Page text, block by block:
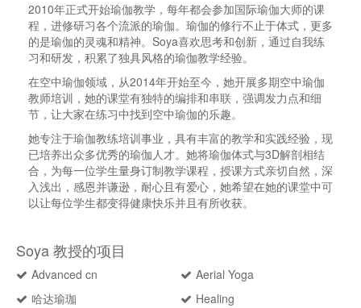
2010年正式开始瑜伽教学，每年都会参加国际瑜伽大师的课
程，进修研习各个流派的瑜伽。瑜伽的修行不止于体式，更多
的是瑜伽的灵魂和精神。Soya喜欢思考和创新，通过自我练
习和研发，积累了独具风格的瑜伽教学经验。
在空中瑜伽领域，从2014年开始至今，她开展多期空中瑜伽
教师培训，她的课堂有独特的编排和串联，强调发力点和细
节，让大家在练习中找到空中瑜伽的乐趣。
她专注于瑜伽教练培训事业，具有丰富的教学和实践经验，现
已培养出众多优秀的瑜伽人才。她将瑜伽体式与3D解剖相结
合，为每一位学生量身订制教学课程，授课方式亲切自然，深
入浅出，感恩并谦逊，耐心且有爱心，她希望在她的课堂中可
以让每位学生都变得健康快乐并且有所收获。
Soya 教授的项目
Advanced cn
Aerial Yoga
哈达瑜珈
Healing